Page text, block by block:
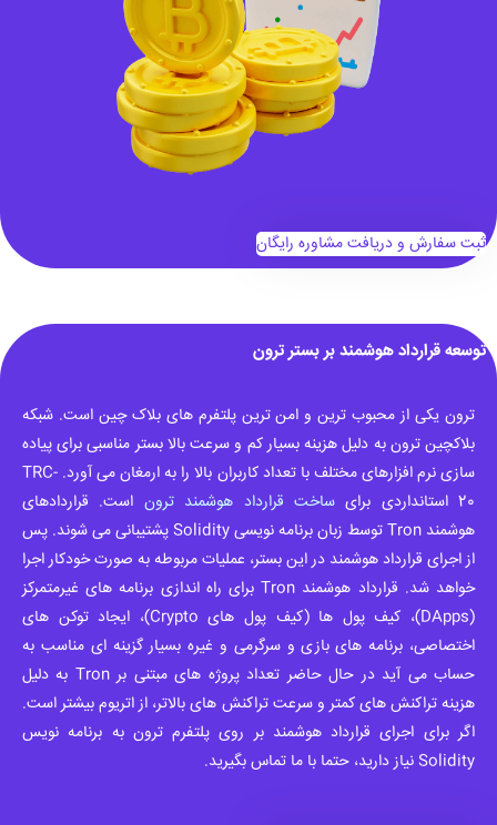
ثبت سفارش و دریافت مشاوره رایگان
توسعه قرارداد هوشمند بر بستر ترون
ترون یکی از محبوب ترین و امن ترین پلتفرم های بلاک چین است. شبکه
بلاکچین ترون به دلیل هزینه بسیار کم و سرعت بالا بستر مناسبی برای پیاده
سازی نرم افزارهای مختلف با تعداد کاربران بالا را به ارمغان می آورد. TRC-
20 استانداردی برای
ساخت قرارداد هوشمند تروناست. قراردادهای
هوشمند Tron توسط زبان برنامه نویسی Solidity پشتیبانی می شوند. پس
از اجرای قرارداد هوشمند در این بستر، عملیات مربوطه به صورت خودکار اجرا
خواهد شد. قرارداد هوشمند Tron برای راه اندازی برنامه های غیرمتمرکز
(DApps)، کیف پول ها (کیف پول های Crypto)، ایجاد توکن های
اختصاصی، برنامه های بازی و سرگرمی و غیره بسیار گزینه ای مناسب به
حساب می آید در حال حاضر تعداد پروژه های مبتنی بر Tron به دلیل
هزینه تراکنش های کمتر و سرعت تراکنش های بالاتر، از اتریوم بیشتر است.
اگر برای اجرای قرارداد هوشمند بر روی پلتفرم ترون به برنامه نویس
Solidity نیاز دارید، حتما با ما تماس بگیرید.